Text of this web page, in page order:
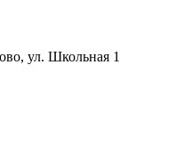
ул. Школьная 1